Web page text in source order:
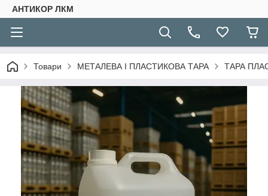
АНТИКОР ЛКМ
Товари МЕТАЛЕВА І ПЛАСТИКОВА ТАРА ТАРА